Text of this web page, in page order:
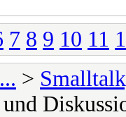
7 8 9 10 11
>